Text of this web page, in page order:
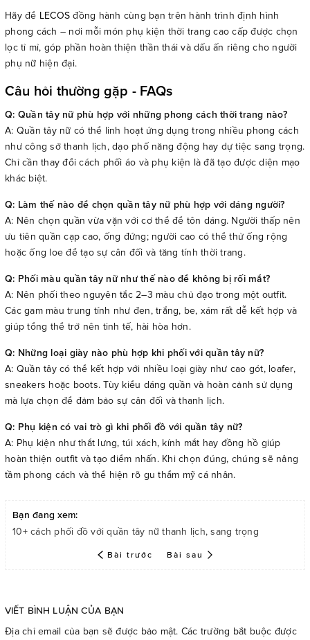
Hãy để LECOS đồng hành cùng bạn trên hành trình định hình
phong cách – nơi mỗi món phụ kiện thời trang cao cấp được chọn
lọc tỉ mỉ, góp phần hoàn thiện thần thái và dấu ấn riêng cho người
phụ nữ hiện đại.
Câu hỏi thường gặp - FAQs
Q: Quần tây nữ phù hợp với những phong cách thời trang nào?
A: Quần tây nữ có thể linh hoạt ứng dụng trong nhiều phong cách
như công sở thanh lịch, dạo phố năng động hay dự tiệc sang trọng.
Chỉ cần thay đổi cách phối áo và phụ kiện là đã tạo được diện mạo
khác biệt.
Q: Làm thế nào để chọn quần tây nữ phù hợp với dáng người?
A: Nên chọn quần vừa vặn với cơ thể để tôn dáng. Người thấp nên
ưu tiên quần cạp cao, ống đứng; người cao có thể thử ống rộng
hoặc ống loe để tạo sự cân đối và tăng tính thời trang.
Q: Phối màu quần tây nữ như thế nào để không bị rối mắt?
A: Nên phối theo nguyên tắc 2–3 màu chủ đạo trong một outfit.
Các gam màu trung tính như đen, trắng, be, xám rất dễ kết hợp và
giúp tổng thể trở nên tinh tế, hài hòa hơn.
Q: Những loại giày nào phù hợp khi phối với quần tây nữ?
A: Quần tây có thể kết hợp với nhiều loại giày như cao gót, loafer,
sneakers hoặc boots. Tùy kiểu dáng quần và hoàn cảnh sử dụng
mà lựa chọn để đảm bảo sự cân đối và thanh lịch.
Q: Phụ kiện có vai trò gì khi phối đồ với quần tây nữ?
A: Phụ kiện như thắt lưng, túi xách, kính mắt hay đồng hồ giúp
hoàn thiện outfit và tạo điểm nhấn. Khi chọn đúng, chúng sẽ nâng
tầm phong cách và thể hiện rõ gu thẩm mỹ cá nhân.
Bạn đang xem:
10+ cách phối đồ với quần tây nữ thanh lịch, sang trọng
Bài trước Bài sau
VIẾT BÌNH LUẬN CỦA BẠN
Địa chỉ email của bạn sẽ được bảo mật. Các trường bắt buộc được